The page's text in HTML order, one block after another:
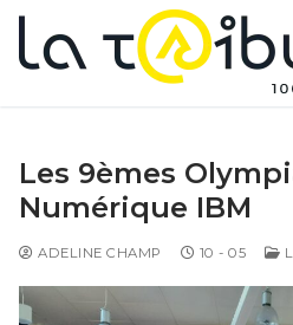
Les 9èmes
Numérique IBM
ADELINE CHAMP 10 - 05